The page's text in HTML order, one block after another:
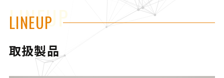
LINEUP
LINEUP
取扱製品